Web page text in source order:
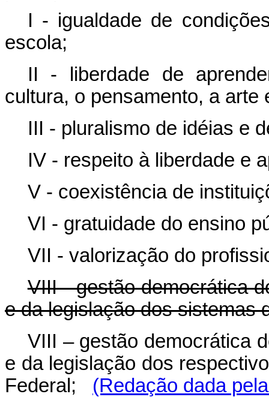
I - igualdade de
escola;
II - liberdade de
cultura, o pensamento, a arte
III - pluralismo de idéias e
IV - respeito à liberdade e
V - coexistência de
VI - gratuidade do ensino
VII - valorização do
VIII - gestão democrática
e da legislação dos sistemas
VIII – gestão democrática
e da legislação dos
Federal; (Redação dada